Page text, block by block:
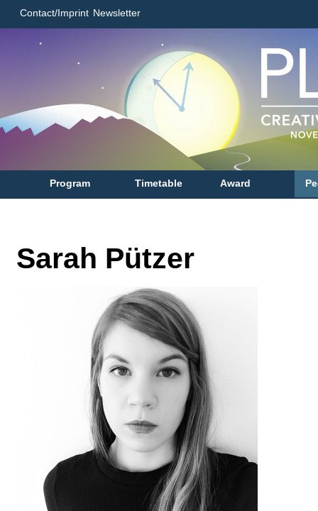
Contact/Imprint Newsletter
Program Timetable Award
Sarah Pützer